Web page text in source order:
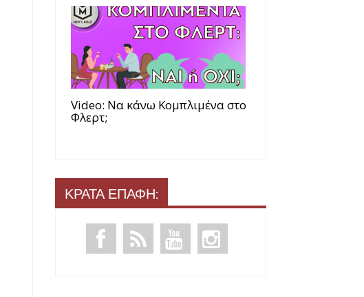
Video: Να κάνω Κομπλιμένα στο
Φλερτ;
ΚΡΑΤΑ ΕΠΑΦΗ: